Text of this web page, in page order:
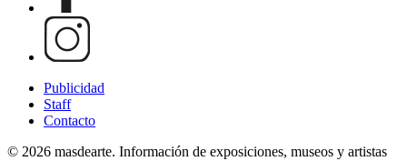
Publicidad
Staff
Contacto
© 2026 masdearte. Información de exposiciones, museos y artistas